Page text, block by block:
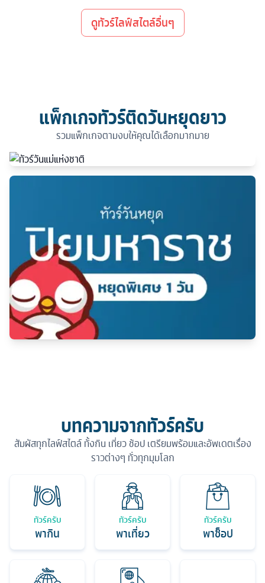
ดูทัวร์ไลฟ์สไตล์อื่นๆ
แพ็กเกจทัวร์ติดวันหยุดยาว
รวมแพ็กเกจตามงบให้คุณได้เลือกมากมาย
บทความจากทัวร์ครับ
สัมผัสทุกไลฟ์สไตล์ ทั้งกิน เที่ยว ช้อป เตรียมพร้อมและอัพเดตเรื่อง
ราวต่างๆ ทั่วทุกมุมโลก
ทัวร์ครับ
พากิน
ทัวร์ครับ
พาเที่ยว
ทัวร์ครับ
พาช็อป